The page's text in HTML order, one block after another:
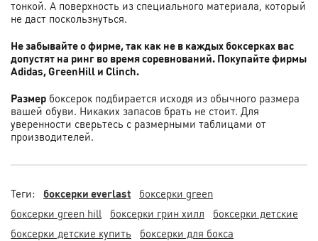
тонкой. А поверхность из специального материала, который
не даст поскользнуться.
Не забывайте о фирме, так как не в каждых боксерках вас
допустят на ринг во время соревнований. Покупайте фирмы
Adidas, GreenHill и Clinch.
Размер боксерок подбирается исходя из обычного размера
вашей обуви. Никаких запасов брать не стоит. Для
уверенности сверьтесь с размерными таблицами от
производителей.
Теги: боксерки everlast
боксерки green
боксерки green hill
боксерки грин хилл
боксерки детские
боксерки детские купить
боксерки для бокса